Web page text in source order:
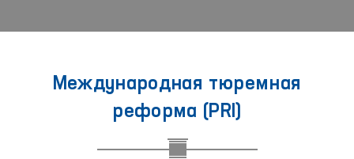
Международная тюремная
реформа (PRI)